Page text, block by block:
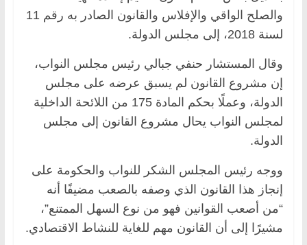
والصلح الواقي والإفلاس والقانون الصادر به رقم 11
لسنة 2018، إلى مجلس الدولة.
وقال المستشار حنفي جبالي رئيس مجلس النواب،
إن مشروع القانون لم يسبق عرضه على مجلس
الدولة، وعملًا بحكم المادة 175 من اللائحة الداخلية
لمجلس النواب يحال مشروع القانون إلى مجلس
الدولة.
ووجه رئيس المجلس الشكر للنواب والحكومة على
إنجاز هذا القانون الذي وصفه بالصعب مضيفًا أنه
“من أصعب القوانين فهو من نوع السهل الممتنع”،
مشيرًا إلى أن القانون مهم للغاية للنشاط الاقتصادي.